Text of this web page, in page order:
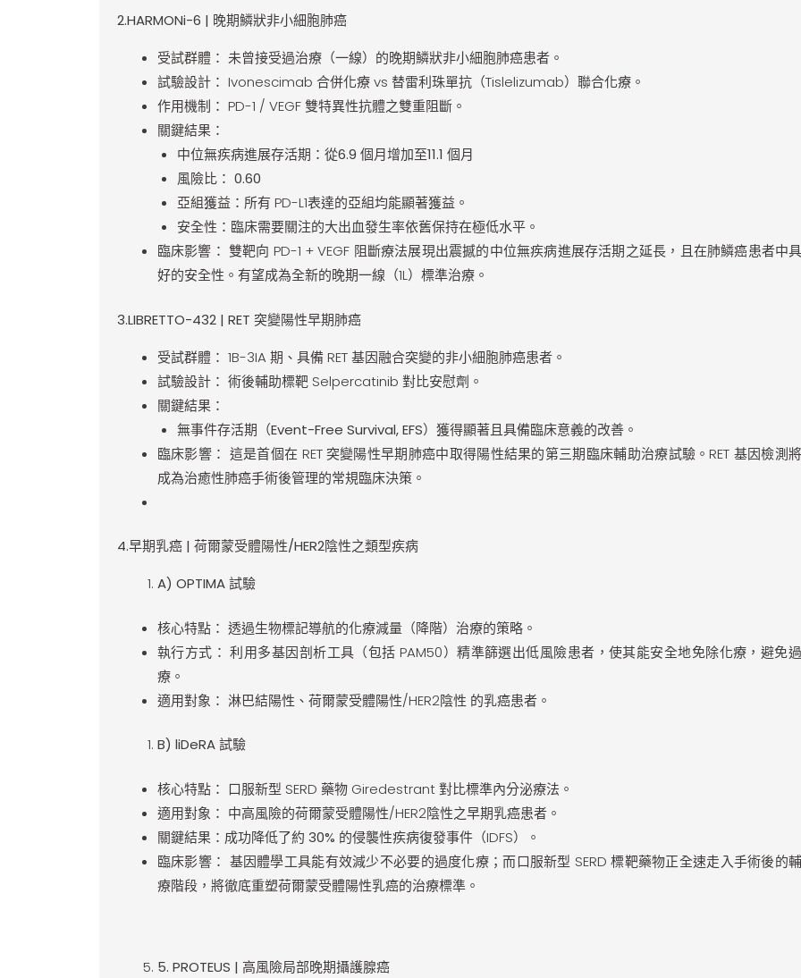
2.HARMONi-6 | 晚期鱗狀非小細胞肺癌
受試群體： 未曾接受過治療（一線）的晚期鱗狀非小細胞肺癌患者。
試驗設計： Ivonescimab 合併化療 vs 替雷利珠單抗（Tislelizumab）聯合化療。
作用機制： PD-1 / VEGF 雙特異性抗體之雙重阻斷。
關鍵結果：
中位無疾病進展存活期：從6.9 個月增加至11.1 個月
風險比： 0.60
亞組獲益：所有 PD-L1表達的亞組均能顯著獲益。
安全性： 臨床需要關注的大出血發生率依舊保持在極低水平。
臨床影響： 雙靶向 PD-1 + VEGF 阻斷療法展現出震撼的中位無疾病進展存活期之延長，且在肺鱗癌患者中
好的安全性。有望成為全新的晚期一線（1L）標準治療。
3.LIBRETTO-432 | RET 突變陽性早期肺癌
受試群體： 1B-3IA 期、具備 RET 基因融合突變的非小細胞肺癌患者。
試驗設計： 術後輔助標靶 Selpercatinib 對比安慰劑。
關鍵結果：
無事件存活期（Event-Free Survival, EFS）獲得顯著且具備臨床意義的改善。
臨床影響： 這是首個在 RET 突變陽性早期肺癌中取得陽性結果的第三期臨床輔助治療試驗。RET 基因檢測
成為治癒性肺癌手術後管理的常規臨床決策。
4.早期乳癌 | 荷爾蒙受體陽性/HER2陰性之類型疾病
A) OPTIMA試驗
核心特點： 透過生物標記導航的化療減量（降階）治療的策略。
執行方式： 利用多基因剖析工具（包括 PAM50）精準篩選出低風險患者，使其能安全地免除化療，避免
療。
適用對象： 淋巴結陽性、荷爾蒙受體陽性/HER2陰性 的乳癌患者。
B) liDeRA試驗
核心特點： 口服新型 SERD 藥物 Giredestrant 對比標準內分泌療法。
適用對象： 中高風險的荷爾蒙受體陽性/HER2陰性之早期乳癌患者。
關鍵結果： 成功降低了約 30% 的侵襲性疾病復發事件（IDFS）。
臨床影響： 基因體學工具能有效減少不必要的過度化療；而口服新型 SERD 標靶藥物正全速走入手術後的
療階段，將徹底重塑荷爾蒙受體陽性乳癌的治療標準。
5. PROTEUS | 高風險局部晚期攝護腺癌